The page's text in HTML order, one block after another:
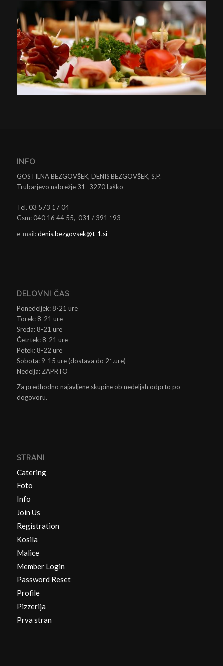
INFO
GOSTILNA BEZGOVŠEK, DENIS BEZGOVŠEK, S.P.
Trubarjevo nabrežje 31 -3270 Laško
Tel. 03 573 17 04
Gsm: 040 16 44 55, 031 / 391 193
e-mail:denis.bezgovsek@t-1.si
DELOVNI ČAS
Ponedeljek: 8-21 ure
Torek: 8-21 ure
Sreda: 8-21 ure
Četrtek: 8-21 ure
Petek: 8-22 ure
Sobota: 9-15 ure (dostava do 21.ure)
Nedelja: ZAPRTO
Za predhodno najavljene skupine ob nedeljah odprto po
dogovoru.
STRANI
Catering
Foto
Info
Join Us
Registration
Kosila
Malice
Member Login
Password Reset
Profile
Pizzerija
Prva stran